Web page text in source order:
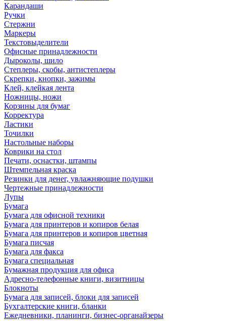
Карандаши
Ручки
Стержни
Маркеры
Текстовыделители
Офисные принадлежности
Дыроколы, шило
Степлеры, скобы, антистеплеры
Скрепки, кнопки, зажимы
Клей, клейкая лента
Ножницы, ножи
Корзины для бумаг
Корректура
Ластики
Точилки
Настольные наборы
Коврики на стол
Печати, оснастки, штампы
Штемпельная краска
Резинки для денег, увлажняющие подушки
Чертежные принадлежности
Лупы
Бумага
Бумага для офисной техники
Бумага для принтеров и копиров белая
Бумага для принтеров и копиров цветная
Бумага писчая
Бумага для факса
Бумага специальная
Бумажная продукция для офиса
Адресно-телефонные книги, визитницы
Блокноты
Бумага для записей, блоки для записей
Бухгалтерские книги, бланки
Ежедневники, планинги, бизнес-органайзеры